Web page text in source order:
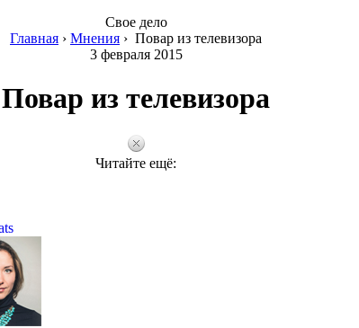
Свое дело
Главная › Мнения › Повар из телевизора
3 февраля 2015
Повар из телевизора
Читайте ещё: